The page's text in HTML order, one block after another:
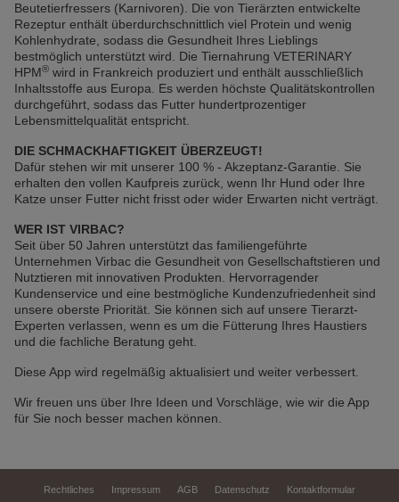
Beutetierfressers (Karnivoren). Die von Tierärzten entwickelte
Rezeptur enthält überdurchschnittlich viel Protein und wenig
Kohlenhydrate, sodass die Gesundheit Ihres Lieblings
bestmöglich unterstützt wird. Die Tiernahrung VETERINARY
HPM® wird in Frankreich produziert und enthält ausschließlich
Inhaltsstoffe aus Europa. Es werden höchste Qualitätskontrollen
durchgeführt, sodass das Futter hundertprozentiger
Lebensmittelqualität entspricht.
DIE SCHMACKHAFTIGKEIT ÜBERZEUGT!
Dafür stehen wir mit unserer 100 % - Akzeptanz-Garantie. Sie
erhalten den vollen Kaufpreis zurück, wenn Ihr Hund oder Ihre
Katze unser Futter nicht frisst oder wider Erwarten nicht verträgt.
WER IST VIRBAC?
Seit über 50 Jahren unterstützt das familiengeführte
Unternehmen Virbac die Gesundheit von Gesellschaftstieren und
Nutztieren mit innovativen Produkten. Hervorragender
Kundenservice und eine bestmögliche Kundenzufriedenheit sind
unsere oberste Priorität. Sie können sich auf unsere Tierarzt-
Experten verlassen, wenn es um die Fütterung Ihres Haustiers
und die fachliche Beratung geht.
Diese App wird regelmäßig aktualisiert und weiter verbessert.
Wir freuen uns über Ihre Ideen und Vorschläge, wie wir die App
für Sie noch besser machen können.
Rechtliches Impressum AGB Datenschutz Kontaktformular